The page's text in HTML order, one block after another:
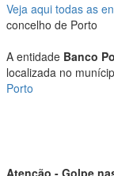
Veja aqui todas as
concelho de Porto
A entidade Banco
localizada no
Porto
Atenção - Golpe